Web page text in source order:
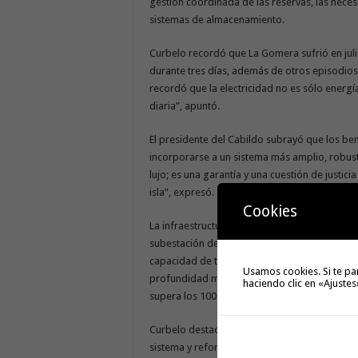
sistemas de almacenamiento.
Curbelo recordó que La Gomera sufrió en
durante tres días, además de otros
recordó que la electricidad no es sólo
diaria”, apuntó.
El presidente del Cabildo subrayó que los
incorporarse a un sistema más amplio,
lujo; es una garantía y una cuestión de
isla”, expresó.
La infraestructura conecta la subestación de
subestación de transporte de la isla. Cuenta
capacidad de transporte de 50 MW y más de
profundidad máxima de 1.145 metros,
supera los 100 millones de euros.
Curbelo destacó, además, que este avance
sistema y reforzar la integración de energías
Cookies
Usamos cookies. Si te
haciendo clic en